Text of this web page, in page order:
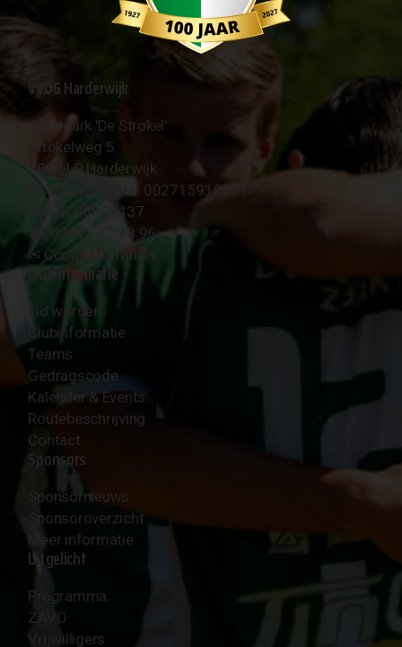
VVOG Harderwijk
Sportpark 'De Strokel'
Strokelweg 5
3847 LR Harderwijk
BTW Nummer NL 002715910B01
KvK Nr 40094437
☎︎ 0341 - 41 28 96
✉︎ Contactformulier
Clubinformatie
Lid worden
Clubinformatie
Teams
Gedragscode
Kalender & Events
Routebeschrijving
Contact
Sponsors
Sponsornieuws
Sponsoroverzicht
Meer informatie
Uitgelicht
Programma
ZAVO
Vrijwilligers